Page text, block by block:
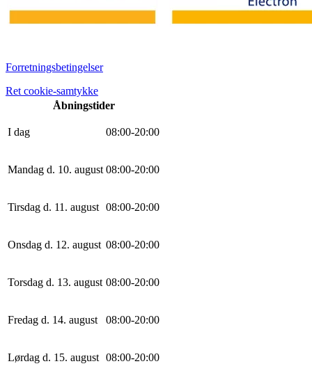
Forretningsbetingelser
Ret cookie-samtykke
Åbningstider
I dag 08:00-20:00
Mandag d. 10. august 08:00-20:00
Tirsdag d. 11. august 08:00-20:00
Onsdag d. 12. august 08:00-20:00
Torsdag d. 13. august 08:00-20:00
Fredag d. 14. august 08:00-20:00
Lørdag d. 15. august 08:00-20:00